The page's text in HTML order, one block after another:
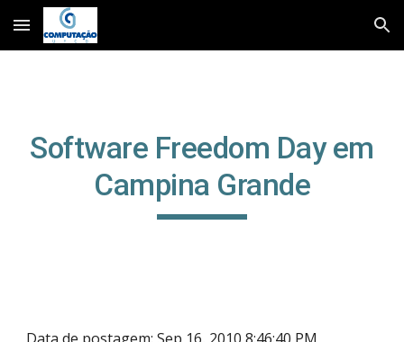
Skip to main content Skip to navigation
Software Freedom Day em
Campina Grande